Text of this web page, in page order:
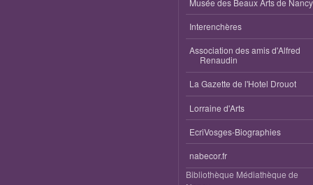
Interenchères
Association des amis d'Alfred
Renaudin
La Gazette de l'Hotel Drouot
Lorraine d'Arts
EcriVosges-Biographies
nabecor.fr
Bibliothèque Médiathèque de